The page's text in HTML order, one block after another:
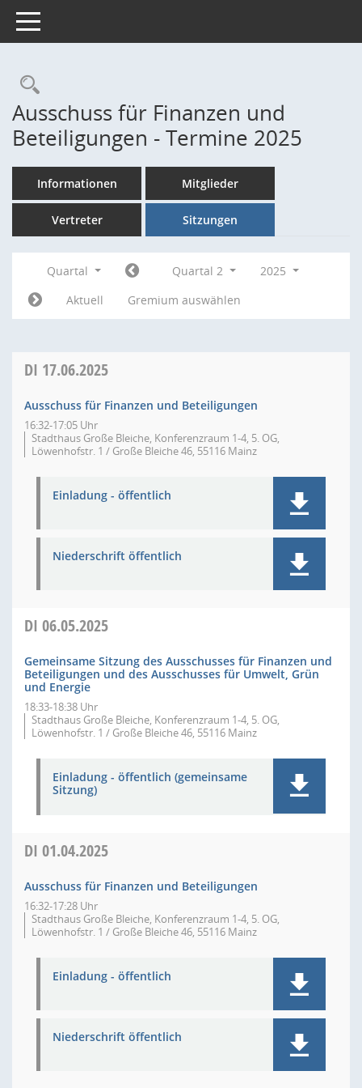
Toggle navigation
Rechercheauswahl
Ausschuss für Finanzen und
Beteiligungen - Termine 2025
Informationen Mitglieder
Vertreter Sitzungen
Quartal Quartal 2
2025
Aktuell
Gremium auswählen
DI 17.06.2025
Ausschuss für Finanzen und Beteiligungen
16:32-17:05 Uhr
Stadthaus Große Bleiche, Konferenzraum 1-4, 5. OG,
Löwenhofstr. 1 / Große Bleiche 46, 55116 Mainz
Einladung - öffentlich
Niederschrift öffentlich
DI 06.05.2025
Gemeinsame Sitzung des Ausschusses für Finanzen und
Beteiligungen und des Ausschusses für Umwelt, Grün
und Energie
18:33-18:38 Uhr
Stadthaus Große Bleiche, Konferenzraum 1-4, 5. OG,
Löwenhofstr. 1 / Große Bleiche 46, 55116 Mainz
Einladung - öffentlich (gemeinsame
Sitzung)
DI 01.04.2025
Ausschuss für Finanzen und Beteiligungen
16:32-17:28 Uhr
Stadthaus Große Bleiche, Konferenzraum 1-4, 5. OG,
Löwenhofstr. 1 / Große Bleiche 46, 55116 Mainz
Einladung - öffentlich
Niederschrift öffentlich